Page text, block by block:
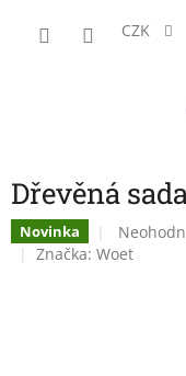
CZK
Dřevěná
Novinka
hodnocení
Značka: Woet